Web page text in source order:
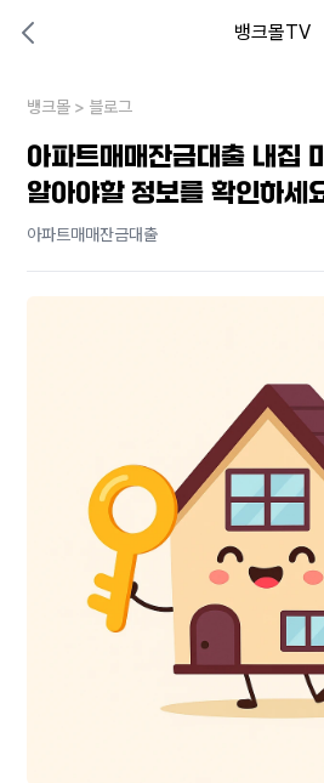
뱅크몰TV
내 상황엔 어떤 방법이 있을까?
뱅크몰 > 블로그
아파트매매잔금대출 내집
알아야할 정보를 확인하세
아파트매매잔금대출